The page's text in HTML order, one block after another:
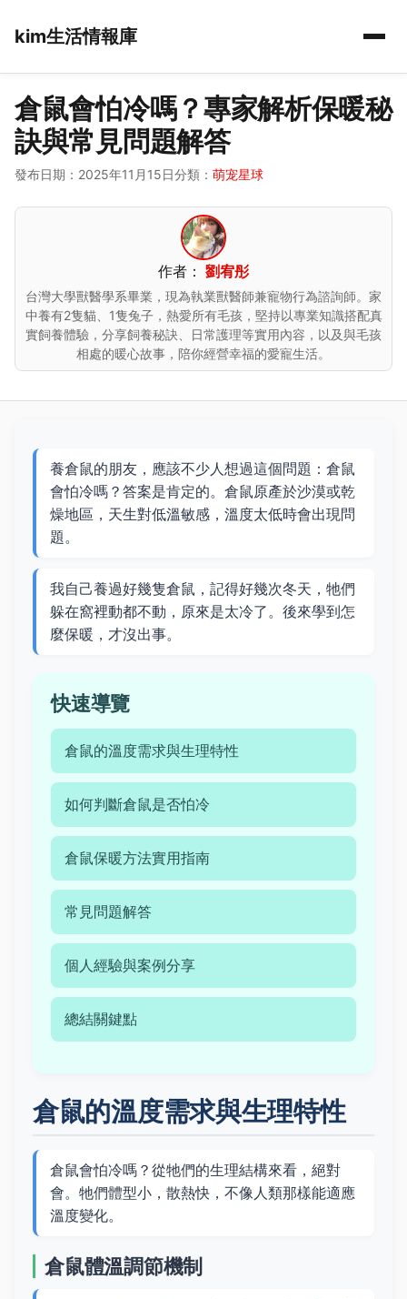
kim生活情報庫
倉鼠會怕冷嗎？專家解析保暖秘
訣與常見問題解答
發布日期：2025年11月15日分類： 萌宠星球
作者： 劉宥彤
台灣大學獸醫學系畢業，現為執業獸醫師兼寵物行為諮詢師。家
中養有2隻貓、1隻兔子，熱愛所有毛孩，堅持以專業知識搭配真
實飼養體驗，分享飼養秘訣、日常護理等實用內容，以及與毛孩
相處的暖心故事，陪你經營幸福的愛寵生活。
養倉鼠的朋友，應該不少人想過這個問題：倉鼠
會怕冷嗎？答案是肯定的。倉鼠原產於沙漠或乾
燥地區，天生對低溫敏感，溫度太低時會出現問
題。
我自己養過好幾隻倉鼠，記得好幾次冬天，牠們
躲在窩裡動都不動，原來是太冷了。後來學到怎
麼保暖，才沒出事。
快速導覽
倉鼠的溫度需求與生理特性
如何判斷倉鼠是否怕冷
倉鼠保暖方法實用指南
常見問題解答
個人經驗與案例分享
總結關鍵點
倉鼠的溫度需求與生理特性
倉鼠會怕冷嗎？從牠們的生理結構來看，絕對
會。牠們體型小，散熱快，不像人類那樣能適應
溫度變化。
倉鼠體溫調節機制